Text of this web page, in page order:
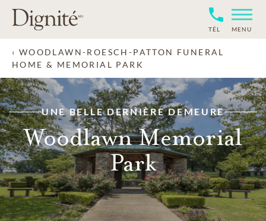
MENU
TÉL
WOODLAWN-ROESCH-PATTON FUNERAL
HOME & MEMORIAL PARK
UNE BELLE DERNIÈRE DEMEURE
Woodlawn Memorial
Park